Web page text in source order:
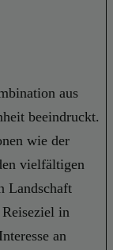
aus
beeindruckt.
wie der
vielfältigen
Landschaft
in
an